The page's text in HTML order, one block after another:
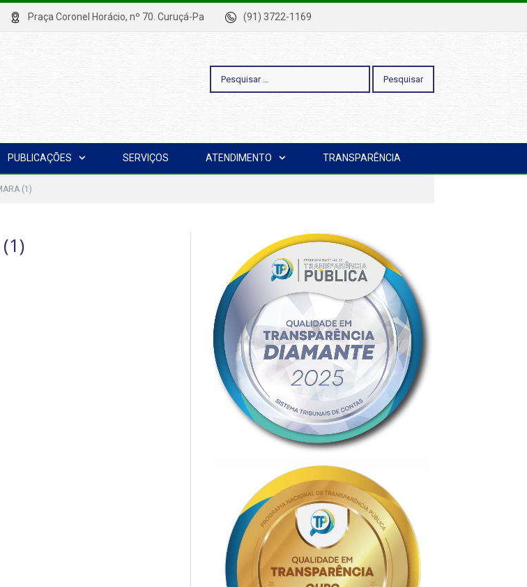
Praça Coronel Horácio, nº 70. Curuçá-Pa (91) 3722-1169
Pesquisar
por:
PUBLICAÇÕES SERVIÇOS ATENDIMENTO TRANSPARÊNCIA
(1)